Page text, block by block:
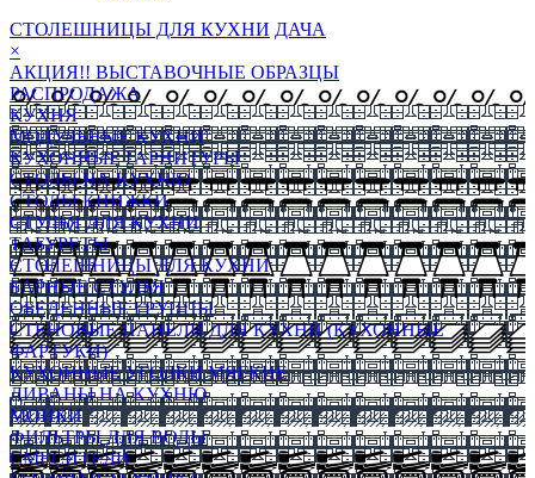
СТОЛЕШНИЦЫ ДЛЯ КУХНИ ДАЧА
×
АКЦИЯ!! ВЫСТАВОЧНЫЕ ОБРАЗЦЫ
РАСПРОДАЖА
КУХНЯ
МОДУЛЬНЫЕ КУХНИ
КУХОННЫЕ ГАРНИТУРЫ
СТОЛЫ НА КУХНЮ
СТОЛЫ КНИЖКИ
СТУЛЬЯ ДЛЯ КУХНИ
ТАБУРЕТЫ
СТОЛЕШНИЦЫ ДЛЯ КУХНИ
БАРНЫЕ СТУЛЬЯ
ОБЕДЕННЫЕ ГРУППЫ
СТЕНОВЫЕ ПАНЕЛИ ДЛЯ КУХНИ (КУХОННЫЕ
ФАРТУКИ)
КУХОННЫЕ УГОЛКИ МЯГКИЕ
ДИВАНЫ НА КУХНЮ
МОЙКИ
ФИЛЬТРЫ ДЛЯ ВОДЫ
СМЕСИТЕЛИ